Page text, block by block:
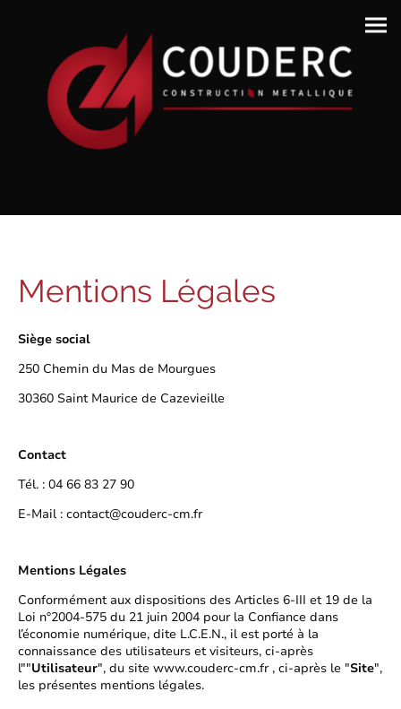
Mentions Légales
Siège social
250 Chemin du Mas de Mourgues
30360 Saint Maurice de Cazevieille
Contact
Tél. : 04 66 83 27 90
E-Mail : contact@couderc-cm.fr
Mentions Légales
Conformément aux dispositions des Articles 6-III et 19 de la
Loi n°2004-575 du 21 juin 2004 pour la Confiance dans
l’économie numérique, dite L.C.E.N., il est porté à la
connaissance des utilisateurs et visiteurs, ci-après
l""Utilisateur", du site www.couderc-cm.fr , ci-après le "Site",
les présentes mentions légales.